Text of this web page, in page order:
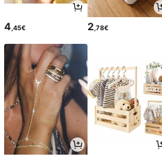
4,45€ 2,78€